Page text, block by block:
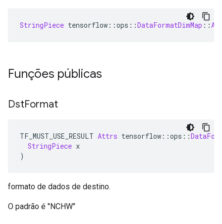
StringPiece tensorflow ::ops ::DataFormatDimMap ::
Funções públicas
DstFormat
TF_MUST_USE_RESULT Attrs tensorflow ::ops ::
StringPiece x
)
formato de dados de destino.
O padrão é "NCHW"